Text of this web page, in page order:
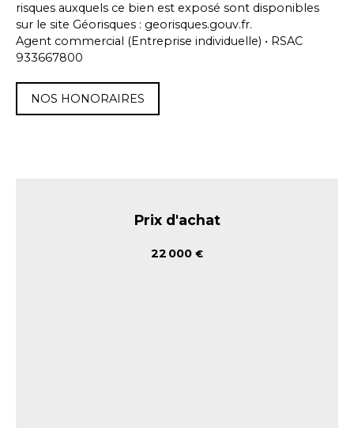
risques auxquels ce bien est exposé sont disponibles
sur le site Géorisques : georisques.gouv.fr.
Agent commercial (Entreprise individuelle) • RSAC
933667800
NOS HONORAIRES
Prix d'achat
22 000 €